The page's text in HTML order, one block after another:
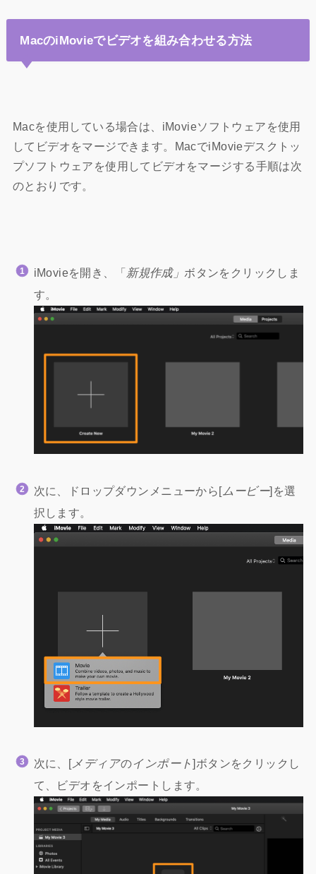
MacのiMovieでビデオを組み合わせる方法
Macを使用している場合は、iMovieソフトウェアを使用
してビデオをマージできます。MacでiMovieデスクトッ
プソフトウェアを使用してビデオをマージする手順は次
のとおりです。
iMovieを開き、「新規作成」 ボタンをクリックしま
す。
次に、ドロップダウンメニューから[ムービー]を選
択します。
次に、[メディアのインポート]ボタンをクリックし
て、ビデオをインポートします。